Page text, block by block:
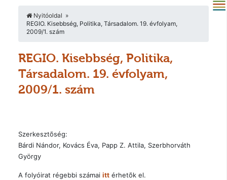
Nyitóoldal
REGIO. Kisebbség, Politika, Társadalom. 19. évfolyam,
2009/1. szám
REGIO. Kisebbség, Politika,
Társadalom. 19. évfolyam,
2009/1. szám
Szerkesztõség:
Bárdi Nándor, Kovács Éva, Papp Z. Attila, Szerbhorváth
György
A folyóirat régebbi számai ittérhetõk el.